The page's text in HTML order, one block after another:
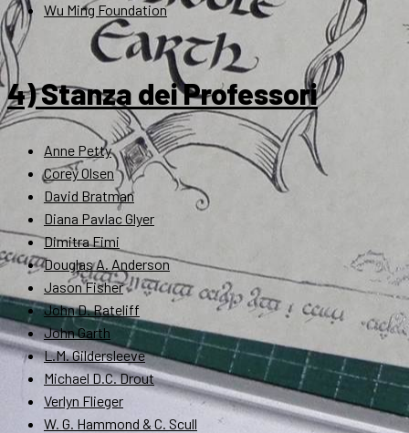
Wu Ming Foundation
4) Stanza dei Professori
Anne Petty
Corey Olsen
David Bratman
Diana Pavlac Glyer
Dimitra Fimi
Douglas A. Anderson
Jason Fisher
John D. Rateliff
John Garth
L.M. Gildersleeve
Michael D.C. Drout
Verlyn Flieger
W. G. Hammond & C. Scull